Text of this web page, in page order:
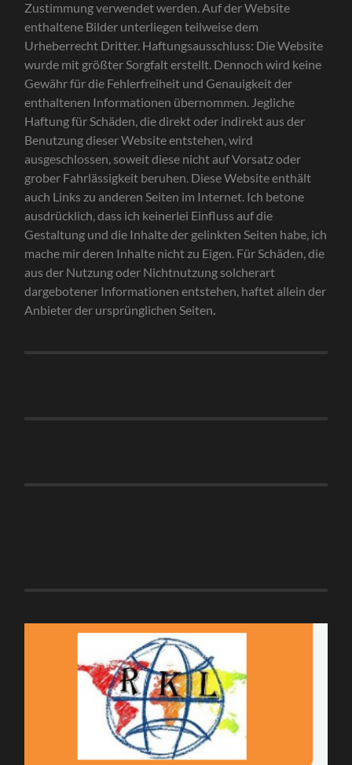
Zustimmung verwendet werden. Auf der Website
enthaltene Bilder unterliegen teilweise dem
Urheberrecht Dritter. Haftungsausschluss: Die Website
wurde mit größter Sorgfalt erstellt. Dennoch wird keine
Gewähr für die Fehlerfreiheit und Genauigkeit der
enthaltenen Informationen übernommen. Jegliche
Haftung für Schäden, die direkt oder indirekt aus der
Benutzung dieser Website entstehen, wird
ausgeschlossen, soweit diese nicht auf Vorsatz oder
grober Fahrlässigkeit beruhen. Diese Website enthält
auch Links zu anderen Seiten im Internet. Ich betone
ausdrücklich, dass ich keinerlei Einfluss auf die
Gestaltung und die Inhalte der gelinkten Seiten habe, ich
mache mir deren Inhalte nicht zu Eigen. Für Schäden, die
aus der Nutzung oder Nichtnutzung solcherart
dargebotener Informationen entstehen, haftet allein der
Anbieter der ursprünglichen Seiten